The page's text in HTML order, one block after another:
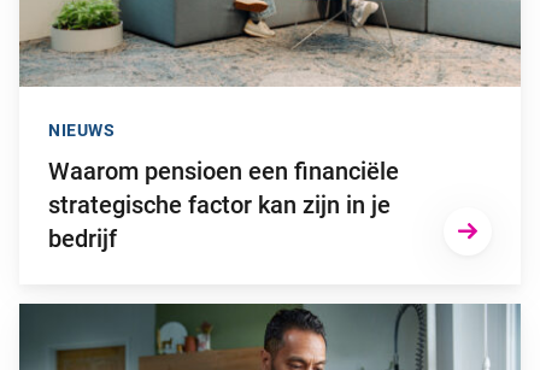
Waarom pensioen een financiële
strategische factor kan zijn in je
bedrijf
NIEUWS
Ga naar “2025: een bewogen beleggingsjaar”